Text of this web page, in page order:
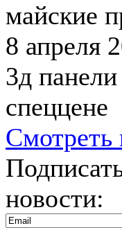
майские
8 апреля
3д
спеццене
Смотреть
новости: